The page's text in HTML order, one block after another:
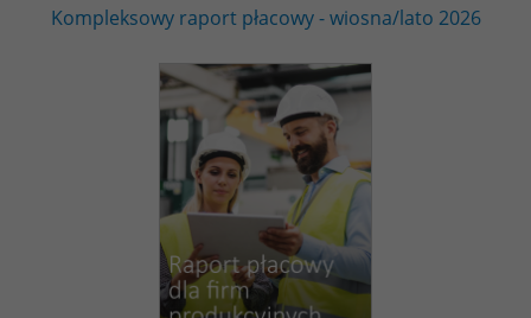
Kompleksowy raport płacowy - wiosna/lato 2026